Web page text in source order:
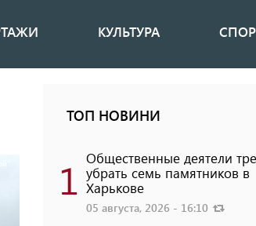
КУЛЬТУРА
ТОП НОВИНИ
1 Общественные деятели
убрать семь памятников в
Харькове
05 августа, 2026 - 16:10